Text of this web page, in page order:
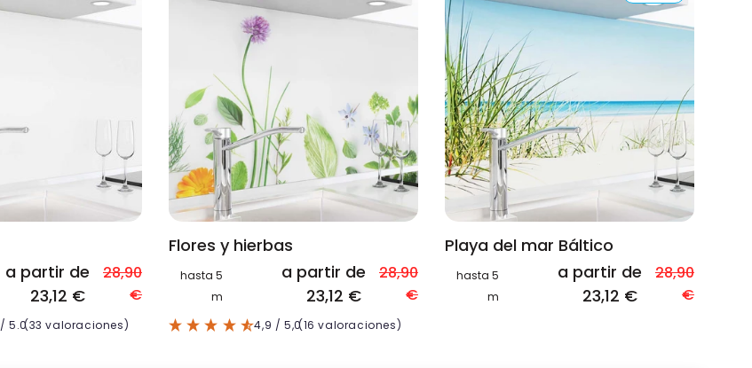
a partir de
23,12 €
28,90
€
/ 5.0(33 valoraciones)
Flores y hierbas
hasta 5
m
a partir de
23,12 €
28,90
€
4,9 / 5,0(16 valoraciones)
Playa del mar Báltico
hasta 5
m
a partir de
23,12 €
28,90
€